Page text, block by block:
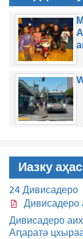
Иазку
24 Дивисадеро
Дивисадеро
Дивисадеро
Аԥаратә